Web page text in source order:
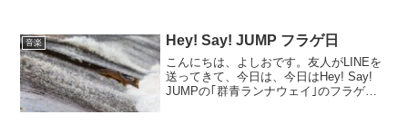
音楽 Hey! Say! JUMP フラゲ日
こんにちは、よしおです。友人がLINEを
送ってきて、今日は、今日はHey! Say!
JUMPの｢群青ランナウェイ｣のフラゲ日